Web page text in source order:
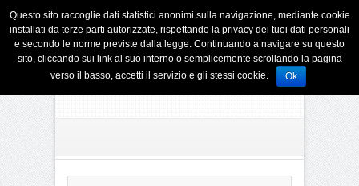
Questo sito raccoglie dati statistici anonimi sulla navigazione, mediante cookie
installati da terze parti autorizzate, rispettando la privacy dei tuoi dati personali
e secondo le norme previste dalla legge. Continuando a navigare su questo
sito, cliccando sui link al suo interno o semplicemente scrollando la pagina
verso il basso, accetti il servizio e gli stessi cookie.
Ok